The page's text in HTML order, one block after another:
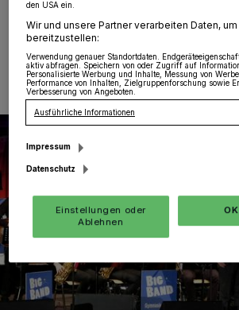
19.12.2022 , 08:00 Uhr
den USA ein.
Wir und unsere Partner verarbeiten Daten,
bereitzustellen:
Verwendung genauer Standortdaten.
aktiv abfragen. Speichern von oder Zugriff auf
Personalisierte Werbung und Inhalte, Messung von
Performance von Inhalten, Zielgruppenforschung sowie
Verbesserung von Angeboten.
Ausführliche Informationen
Impressum
Datenschutz
Einstellungen oder
Ablehnen
OK